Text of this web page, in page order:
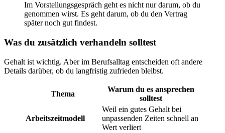
Im Vorstellungsgespräch geht es nicht nur darum, ob du
genommen wirst. Es geht darum, ob du den Vertrag
später noch gut findest.
Was du zusätzlich verhandeln solltest
Gehalt ist wichtig. Aber im Berufsalltag entscheiden oft andere
Details darüber, ob du langfristig zufrieden bleibst.
Thema
Warum du es ansprechen
solltest
Arbeitszeitmodell
Weil ein gutes Gehalt bei
unpassenden Zeiten schnell an
Wert verliert